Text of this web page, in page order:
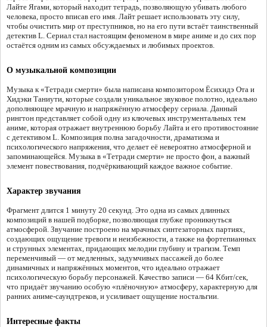
Лайте Ягами, который находит тетрадь, позволяющую убивать любого
человека, просто вписав его имя. Лайт решает использовать эту силу,
чтобы очистить мир от преступников, но на его пути встаёт таинственный
детектив L. Сериал стал настоящим феноменом в мире аниме и до сих пор
остаётся одним из самых обсуждаемых и любимых проектов.
О музыкальной композиции
Музыка к «Тетради смерти» была написана композитором Ёсихидэ Ота и
Хидэки Таниути, которые создали уникальное звуковое полотно, идеально
дополняющее мрачную и напряжённую атмосферу сериала. Данный
рингтон представляет собой одну из ключевых инструментальных тем
аниме, которая отражает внутреннюю борьбу Лайта и его противостояние
с детективом L. Композиция полна загадочности, драматизма и
психологического напряжения, что делает её невероятно атмосферной и
запоминающейся. Музыка в «Тетради смерти» не просто фон, а важный
элемент повествования, подчёркивающий каждое важное событие.
Характер звучания
Фрагмент длится 1 минуту 20 секунд. Это одна из самых длинных
композиций в нашей подборке, позволяющая глубже проникнуться
атмосферой. Звучание построено на мрачных синтезаторных партиях,
создающих ощущение тревоги и неизбежности, а также на фортепианных
и струнных элементах, придающих мелодии глубину и трагизм. Темп
переменчивый — от медленных, задумчивых пассажей до более
динамичных и напряжённых моментов, что идеально отражает
психологическую борьбу персонажей. Качество записи — 64 Кбит/сек,
что придаёт звучанию особую «плёночную» атмосферу, характерную для
ранних аниме-саундтреков, и усиливает ощущение ностальгии.
Интересные факты